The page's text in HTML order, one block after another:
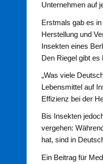
Unternehmen auf
Erstmals gab es
Herstellung und
Insekten eines
Den Riegel gibt
„Was viele
Lebensmittel auf
Effizienz bei der
Bis Insekten
vergehen:
hat, sind in
Ein Beitrag für